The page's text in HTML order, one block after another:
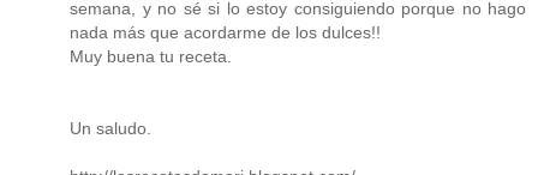
semana, y no sé si lo estoy consiguiendo porque no hago
nada más que acordarme de los dulces!!
Muy buena tu receta.
Un saludo.